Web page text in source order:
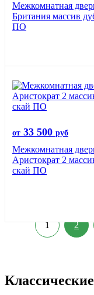
Межкомнатная
Британия массив
ПО
от 33 500 руб
Межкомнатная
Аристократ 2
скай ПО
1 2